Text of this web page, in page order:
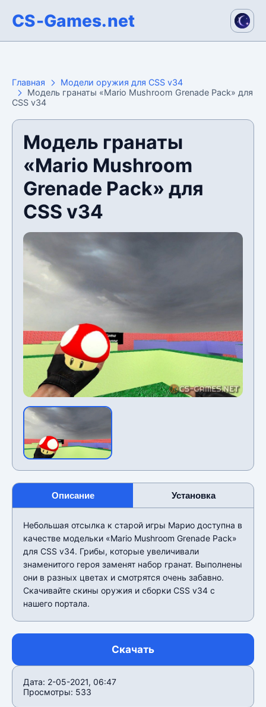
CS-Games.net
Главная
Модели оружия для CSS v34
Модель гранаты «Mario Mushroom Grenade Pack» для
CSS v34
Модель гранаты
«Mario Mushroom
Grenade Pack» для
CSS v34
Описание Установка
Небольшая отсылка к старой игры Марио доступна в
качестве модельки «Mario Mushroom Grenade Pack»
для CSS v34. Грибы, которые увеличивали
знаменитого героя заменят набор гранат. Выполнены
они в разных цветах и смотрятся очень забавно.
Скачивайте скины оружия и сборки CSS v34 с
нашего портала.
Скачать
Дата: 2-05-2021, 06:47
Просмотры: 533